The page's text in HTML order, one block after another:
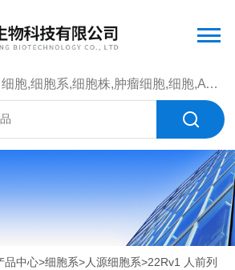
细胞株,肿瘤细胞,细胞,ATCC 菌种，CMCC 菌种，标准菌株，质控菌种，微生物菌种，菌株，菌种
品中心>细胞系>人源细胞系>22Rv1 人前列